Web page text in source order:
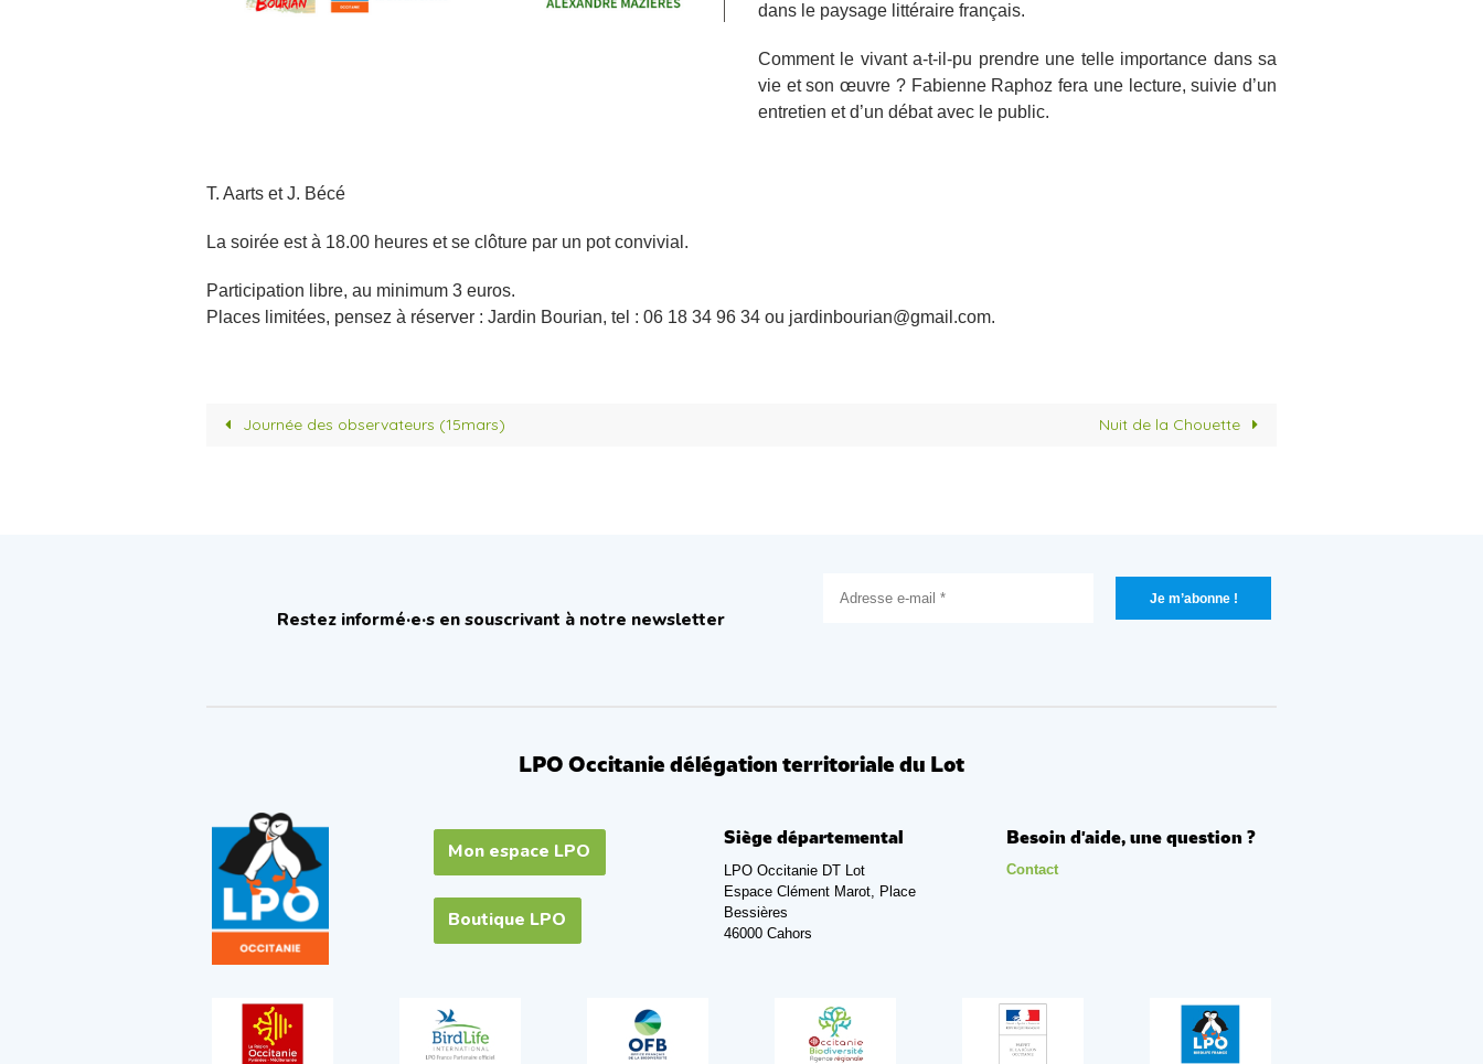
dans le paysage littéraire français.
Comment le vivant a-t-il-pu prendre une telle importance dans sa
vie et son œuvre ? Fabienne Raphoz fera une lecture, suivie d’un
entretien et d’un débat avec le public.
T. Aarts et J. Bécé
La soirée est à 18.00 heures et se clôture par un pot convivial.
Participation libre, au minimum 3 euros.
Places limitées, pensez à réserver : Jardin Bourian, tel : 06 18 34 96 34 ou jardinbourian@gmail.com.
Journée des observateurs (15mars) Nuit de la Chouette
Restez informé·e·s en souscrivant à notre newsletter
LPO Occitanie délégation territoriale du Lot
Mon espace LPO
Boutique LPO
Siège départemental
LPO Occitanie DT Lot
Espace Clément Marot, Place
Bessières
46000 Cahors
Besoin d'aide, une question ?
Contact